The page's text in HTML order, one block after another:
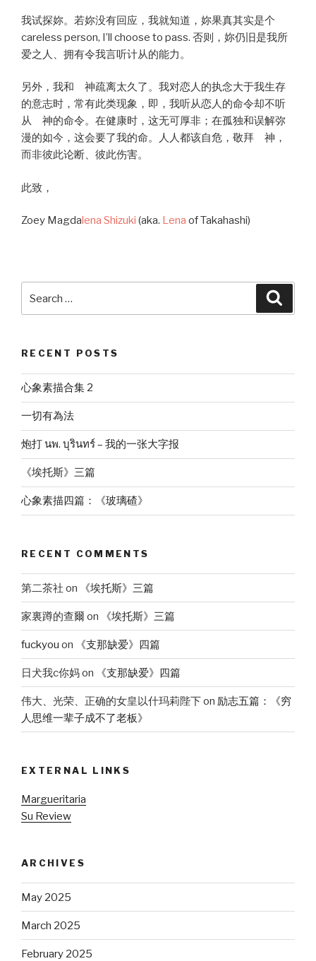
我试探妳。若妳没有回应，我就知道，妳果真其实是个
careless person, I’ll choose to pass. 否则，妳仍旧是我所
爱之人、拥有令我言听计从的能力。
另外，我和 神疏离太久了。我对恋人的执念大于我生存
的意志时，常有此类现象，即，我听从恋人的命令却不听
从 神的命令。在健康时，这无可厚非；在孤独和误解弥
漫的如今，这会要了我的命。人人都该自危，敬拜 神，
而非彼此论断、彼此伤害。
此致，
Zoey Magdalena Shizuki (aka. Lena of Takahashi)
RECENT POSTS
心象素描合集 2
一切有為法
炮打 นพ. บุรินทร์ – 我的一张大字报
《埃托斯》三篇
心象素描四篇：《玻璃碴》
RECENT COMMENTS
第二茶社 on 《埃托斯》三篇
家裏蹲的查爾on 《埃托斯》三篇
fuckyou on 《支那缺爱》四篇
日犬我c你妈on 《支那缺爱》四篇
伟大、光荣、正确的女皇以什玛莉陛下on 励志五篇：《穷
人思维一辈子成不了老板》
EXTERNAL LINKS
Margueritaria
Su Review
ARCHIVES
May 2025
March 2025
February 2025